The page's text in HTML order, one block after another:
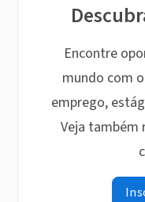
Encontre
mundo com
emprego,
Veja também